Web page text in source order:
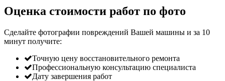
Оценка стоимости работ по фото
Сделайте фотографии повреждений Вашей машины и за 10
минут получите:
Точную цену восстановительного ремонта
Профессиональную консультацию специалиста
Дату завершения работ